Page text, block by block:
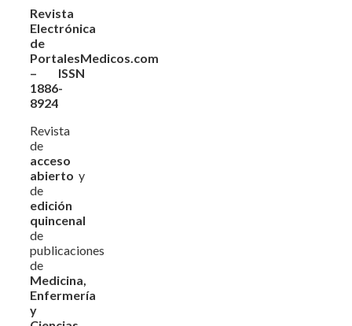
Revista
Electrónica
de
PortalesMedicos.com
– ISSN
1886-
8924
Revista
de
acceso
abierto y
de
edición
quincenal
de
publicaciones
de
Medicina,
Enfermería
y